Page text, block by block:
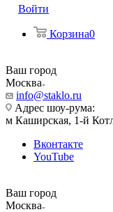
Войти
Корзина0
Ваш город
Москва
info@staklo.ru
Адрес шоу-рума:
м Каширская, 1-й
Вконтакте
YouTube
Ваш город
Москва